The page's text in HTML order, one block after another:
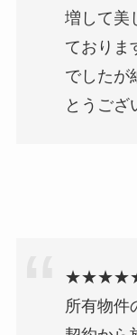
増して美
ておりま
でしたが
とうござ
所有物件